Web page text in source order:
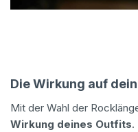
Die Wirkung auf
Mit der Wahl der
Wirkung deines Outfits.